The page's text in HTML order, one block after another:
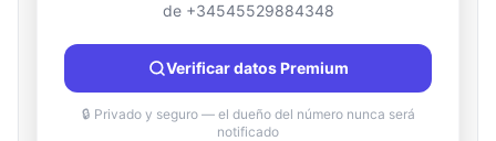
Información de ubicación
País
Desconocido
Ciudad
Desconocido
Región
Desconocido
de +34545529884348
Verificar datos Premium
🔒 Privado y seguro — el dueño del número nunca será
notificado